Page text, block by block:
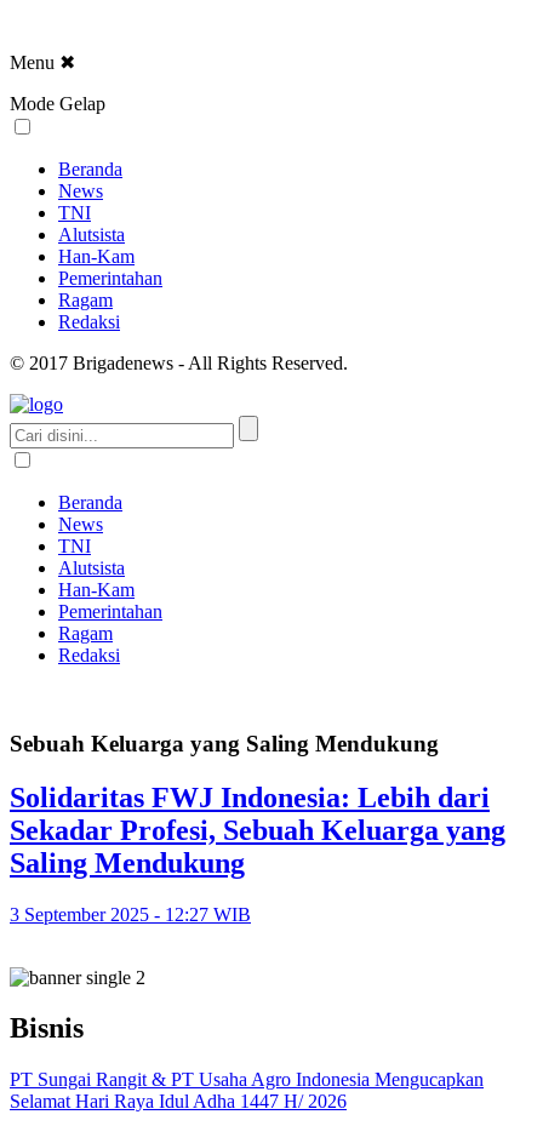
Menu ✖
Mode Gelap
Beranda
News
TNI
Alutsista
Han-Kam
Pemerintahan
Ragam
Redaksi
© 2017 Brigadenews - All Rights Reserved.
Beranda
News
TNI
Alutsista
Han-Kam
Pemerintahan
Ragam
Redaksi
Sebuah Keluarga yang Saling Mendukung
Solidaritas FWJ Indonesia: Lebih dari
Sekadar Profesi, Sebuah Keluarga yang
Saling Mendukung
3 September 2025 - 12:27 WIB
Bisnis
PT Sungai Rangit & PT Usaha Agro Indonesia Mengucapkan
Selamat Hari Raya Idul Adha 1447 H/ 2026